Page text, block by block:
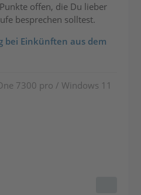
offen, die Du lieber
besprechen solltest.
bei Einkünften aus dem
7300 pro / Windows 11